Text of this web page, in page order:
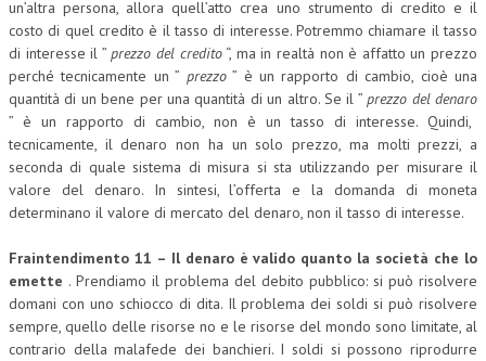
un’altra persona, allora quell’atto crea uno strumento di credito e il
costo di quel credito è il tasso di interesse. Potremmo chiamare il tasso
di interesse il ”prezzo del credito“, ma in realtà non è affatto un prezzo
perché tecnicamente un ” prezzo” è un rapporto di cambio, cioè una
quantità di un bene per una quantità di un altro. Se il ”prezzo del denaro
” è un rapporto di cambio, non è un tasso di interesse. Quindi,
tecnicamente, il denaro non ha un solo prezzo, ma molti prezzi, a
seconda di quale sistema di misura si sta utilizzando per misurare il
valore del denaro. In sintesi, l’offerta e la domanda di moneta
determinano il valore di mercato del denaro, non il tasso di interesse.
Fraintendimento 11 – Il denaro è valido quanto la società che lo
emette . Prendiamo il problema del debito pubblico: si può risolvere
domani con uno schiocco di dita. Il problema dei soldi si può risolvere
sempre, quello delle risorse no e le risorse del mondo sono limitate, al
contrario della malafede dei banchieri. I soldi si possono riprodurre